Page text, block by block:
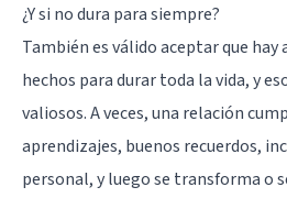
¿Y si no dura para siempre?
También es válido aceptar que hay
hechos para durar toda la vida, y
valiosos. A veces, una relación
aprendizajes, buenos recuerdos,
personal, y luego se transforma o